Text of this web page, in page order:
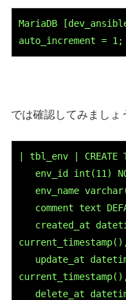
MariaDB
auto_increment = 1;
では確認してみましょ
| tbl_env | CREATE
env_id int(11)
env_name
comment text
created_at
update_at
delete_at